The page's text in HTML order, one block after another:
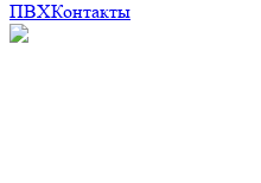
ПВХКонтакты